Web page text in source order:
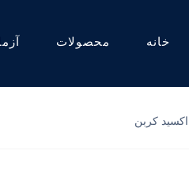
خانه محصولات